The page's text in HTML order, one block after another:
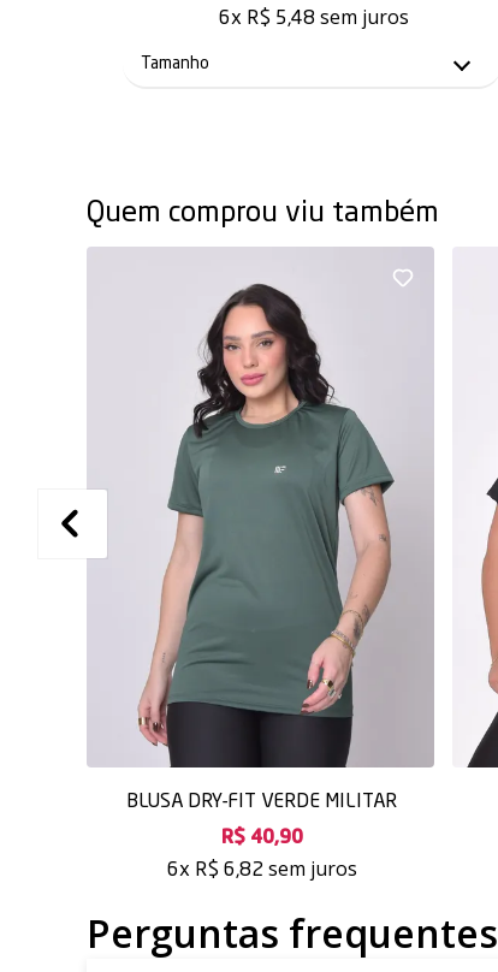
6x R$ 5,48 sem juros
Quem comprou viu também
BLUSA DRY-FIT VERDE MILITAR
R$ 40,90
6x R$ 6,82 sem juros
Perguntas frequentes